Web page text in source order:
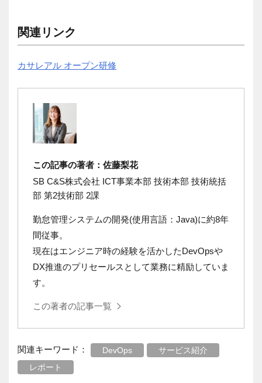
関連リンク
カサレアル オープン研修
この記事の著者：佐藤梨花
SB C&S株式会社 ICT事業本部 技術本部 技術統括
部 第2技術部 2課
勤怠管理システムの開発(使用言語：Java)に約8年
間従事。
現在はエンジニア時の経験を活かしたDevOpsや
DX推進のプリセールスとして業務に精励していま
す。
この著者の記事一覧
関連キーワード： DevOps
サービス紹介
レポート